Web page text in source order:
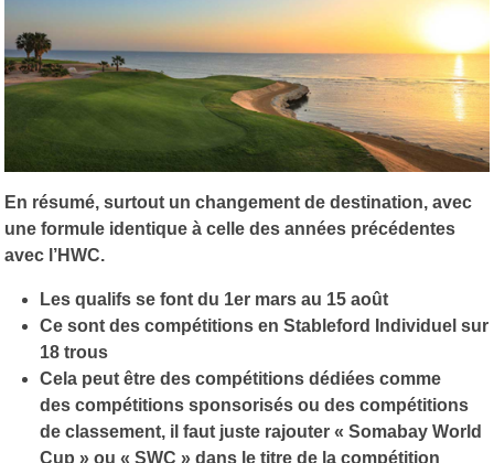
En résumé, surtout un changement de destination, avec
une formule identique à celle des années précédentes
avec l’HWC.
Les qualifs se font du 1er mars au 15 août
Ce sont des compétitions en Stableford Individuel sur
18 trous
Cela peut être des compétitions dédiées comme
des compétitions sponsorisés ou des compétitions
de classement, il faut juste rajouter « Somabay World
Cup » ou « SWC » dans le titre de la compétition